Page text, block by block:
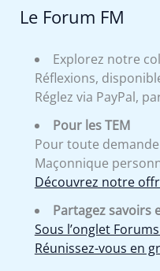
Le Forum FM
Explorez notre
Réflexions,
Réglez via PayPal,
Pour les TEM
Pour toute demande
Maçonnique
Découvrez notre
Partagez savoirs
Sous l’onglet
Réunissez-vous en